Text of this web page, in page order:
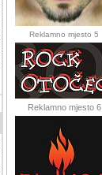
Reklamno mjesto 5
Reklamno mjesto 6